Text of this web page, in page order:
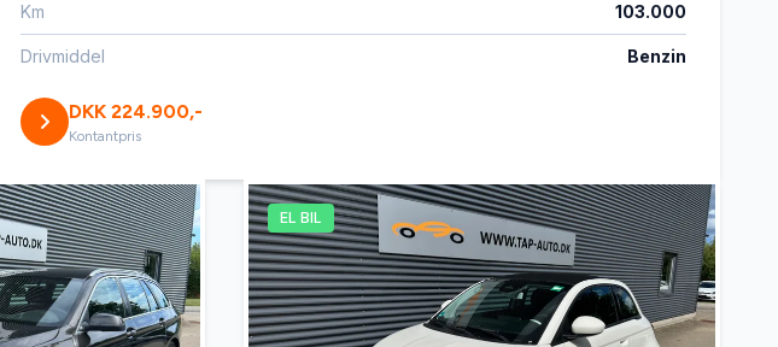
Km 103.000
Drivmiddel Benzin
DKK 224.900,-
Kontantpris
EL BIL